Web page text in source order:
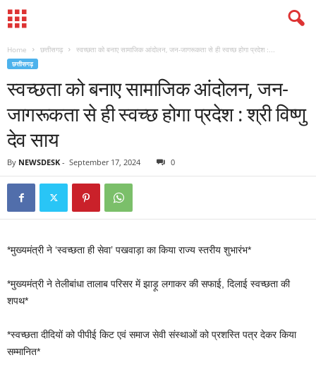
Home छत्तीसगढ़ स्वच्छता को बनाए सामाजिक आंदोलन, जन-जागरूकता से ही स्वच्छ होगा प्रदेश :...
छत्तीसगढ़
स्वच्छता को बनाए सामाजिक आंदोलन, जन-
जागरूकता से ही स्वच्छ होगा प्रदेश : श्री विष्णु
देव साय
By NEWSDESK - September 17, 2024 0
*मुख्यमंत्री ने ‘स्वच्छता ही सेवा’ पखवाड़ा का किया राज्य स्तरीय शुभारंभ*
*मुख्यमंत्री ने तेलीबांधा तालाब परिसर में झाड़ू लगाकर की सफाई, दिलाई स्वच्छता की
शपथ*
*स्वच्छता दीदियों को पीपीई किट एवं समाज सेवी संस्थाओं को प्रशस्ति पत्र देकर किया
सम्मानित*